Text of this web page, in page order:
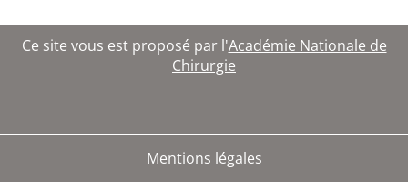
Ce site vous est proposé par l'Académie Nationale de
Chirurgie
Mentions légales